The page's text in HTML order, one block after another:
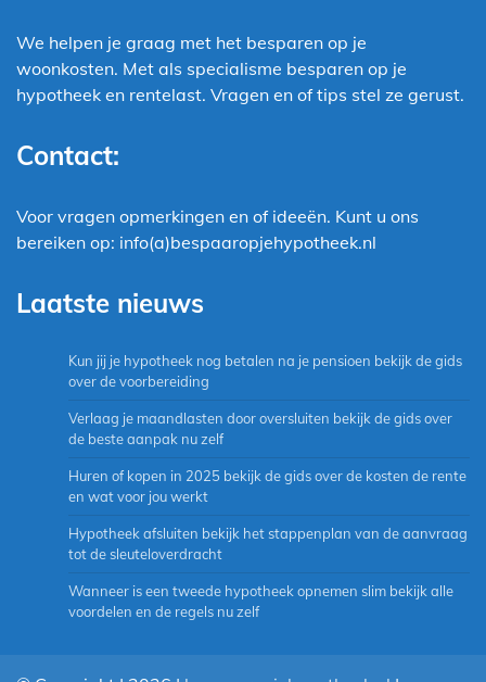
We helpen je graag met het besparen op je
woonkosten. Met als specialisme besparen op je
hypotheek en rentelast. Vragen en of tips stel ze gerust.
Contact:
Voor vragen opmerkingen en of ideeën. Kunt u ons
bereiken op: info(a)bespaaropjehypotheek.nl
Laatste nieuws
Kun jij je hypotheek nog betalen na je pensioen bekijk de gids
over de voorbereiding
Verlaag je maandlasten door oversluiten bekijk de gids over
de beste aanpak nu zelf
Huren of kopen in 2025 bekijk de gids over de kosten de rente
en wat voor jou werkt
Hypotheek afsluiten bekijk het stappenplan van de aanvraag
tot de sleuteloverdracht
Wanneer is een tweede hypotheek opnemen slim bekijk alle
voordelen en de regels nu zelf